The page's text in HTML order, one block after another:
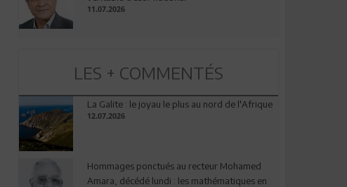
11.07.2026
LES + COMMENTÉS
La Galite : le joyau le plus au nord de l'Afrique
12.07.2026
Hommages ponctués au recteur Mohamed
Amara, décédé lundi : les mathématiques en